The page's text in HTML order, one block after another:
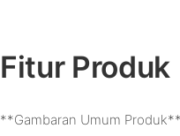
Fitur Produk
**Gambaran Umum